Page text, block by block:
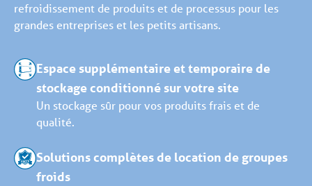
refroidissement de produits et de processus pour les
grandes entreprises et les petits artisans.
Espace supplémentaire et temporaire de
stockage conditionné sur votre site
Un stockage sûr pour vos produits frais et de
qualité.
Solutions complètes de location de groupes
froids